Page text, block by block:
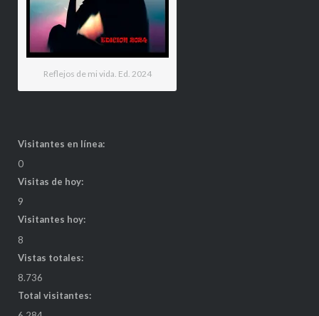
Reflejos de mi vida. Ed. 2024
Visitantes en línea:
0
Visitas de hoy:
9
Visitantes hoy:
8
Vistas totales:
8.736
Total visitantes: